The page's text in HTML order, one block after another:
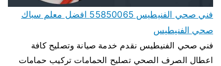
فني صحي الفنيطيس 55850065 افضل معلم سباك
صحي الفنيطيس
فني صحي الفنيطيس نقدم خدمة صيانة وتصليح كافة
اعطال الصرف الصحي تصليح الحمامات تركيب حمامات